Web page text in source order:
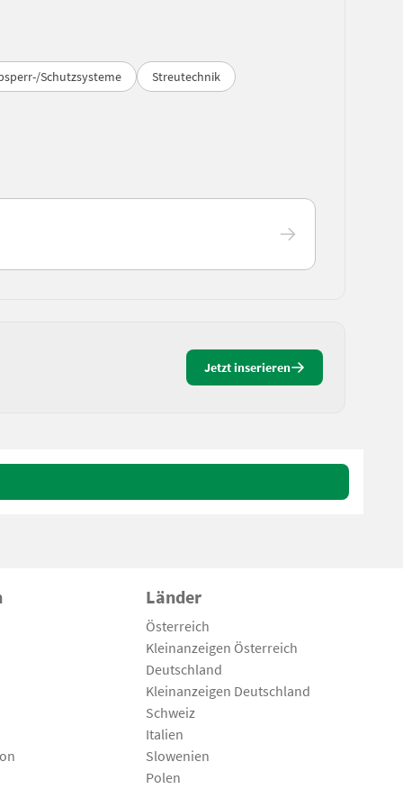
Schutzsysteme Streutechnik
Jetzt inserieren
Länder
Österreich
Kleinanzeigen Österreich
Deutschland
Kleinanzeigen Deutschland
Schweiz
Italien
Slowenien
Polen